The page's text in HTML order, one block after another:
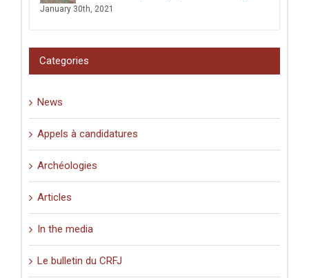
January 30th, 2021
Categories
News
Appels à candidatures
Archéologies
Articles
In the media
Le bulletin du CRFJ